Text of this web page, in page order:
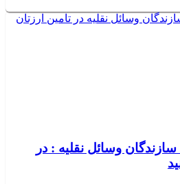
وسائل نقلیه : در